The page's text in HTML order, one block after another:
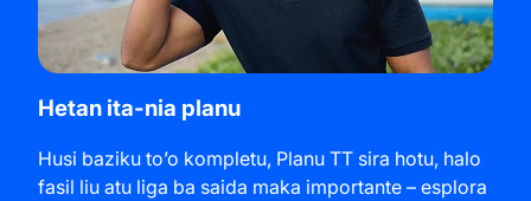
Hetan ita-nia planu
Husi baziku to’o kompletu, Planu TT sira hotu, halo
fasil liu atu liga ba saida maka importante – esplora